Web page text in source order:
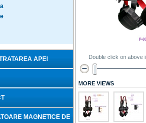
APEI
MAGNETICE DE
Double click on above
MORE VIEWS